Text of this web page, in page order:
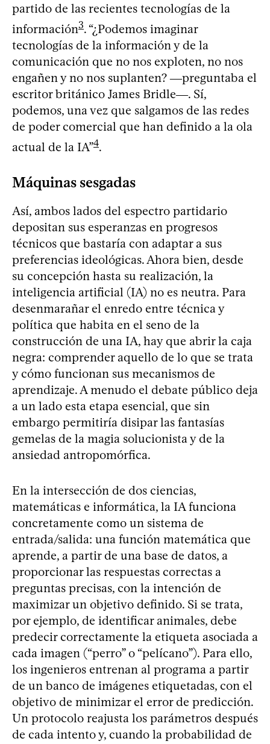
partido de las recientes tecnologías de la
información3. “¿Podemos imaginar
tecnologías de la información y de la
comunicación que no nos exploten, no nos
engañen y no nos suplanten? ―preguntaba el
escritor británico James Bridle―. Sí,
podemos, una vez que salgamos de las redes
de poder comercial que han definido a la ola
actual de la IA”4.
Máquinas sesgadas
Así, ambos lados del espectro partidario
depositan sus esperanzas en progresos
técnicos que bastaría con adaptar a sus
preferencias ideológicas. Ahora bien, desde
su concepción hasta su realización, la
inteligencia artificial (IA) no es neutra. Para
desenmarañar el enredo entre técnica y
política que habita en el seno de la
construcción de una IA, hay que abrir la caja
negra: comprender aquello de lo que se trata
y cómo funcionan sus mecanismos de
aprendizaje. A menudo el debate público deja
a un lado esta etapa esencial, que sin
embargo permitiría disipar las fantasías
gemelas de la magia solucionista y de la
ansiedad antropomórfica.
En la intersección de dos ciencias,
matemáticas e informática, la IA funciona
concretamente como un sistema de
entrada/salida: una función matemática que
aprende, a partir de una base de datos, a
proporcionar las respuestas correctas a
preguntas precisas, con la intención de
maximizar un objetivo definido. Si se trata,
por ejemplo, de identificar animales, debe
predecir correctamente la etiqueta asociada a
cada imagen (“perro” o “pelícano”). Para ello,
los ingenieros entrenan al programa a partir
de un banco de imágenes etiquetadas, con el
objetivo de minimizar el error de predicción.
Un protocolo reajusta los parámetros después
de cada intento y, cuando la probabilidad de